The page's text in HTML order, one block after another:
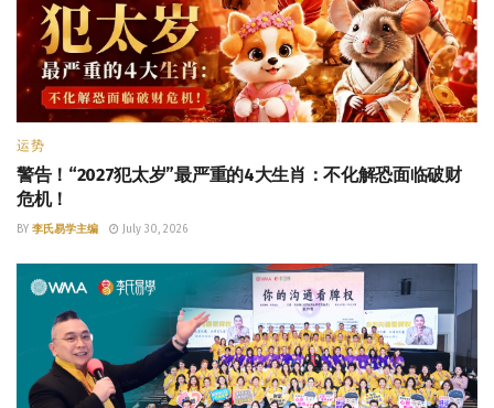
运势
警告！“2027犯太岁”最严重的4大生肖：不化解恐面临破财
危机！
BY 李氏易学主编 July 30, 2026